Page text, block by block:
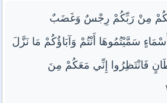
مِنْ رَبِّكُمْ رِجْسٌ وَغَضَبٌ
سَمَّيْتُمُوهَا أَنْتُمْ وَآبَاؤُكُمْ مَا نَزَّلَ
فَانْتَظِرُوا إِنِّي مَعَكُمْ مِنَ